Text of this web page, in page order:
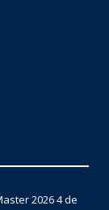
20264 de